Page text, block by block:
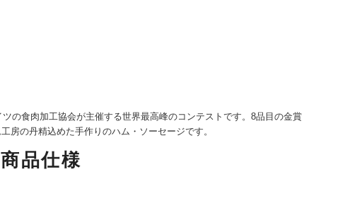
の食肉加工協会が主催する世界最高峰のコンテストです。8品目の金賞
房の丹精込めた手作りのハム・ソーセージです。
商品仕様